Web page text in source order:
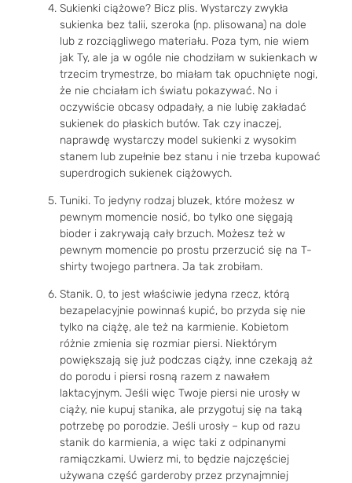
Sukienki ciążowe? Bicz plis. Wystarczy zwykła
sukienka bez talii, szeroka (np. plisowana) na dole
lub z rozciągliwego materiału. Poza tym, nie wiem
jak Ty, ale ja w ogóle nie chodziłam w sukienkach w
trzecim trymestrze, bo miałam tak opuchnięte nogi,
że nie chciałam ich światu pokazywać. No i
oczywiście obcasy odpadały, a nie lubię zakładać
sukienek do płaskich butów. Tak czy inaczej,
naprawdę wystarczy model sukienki z wysokim
stanem lub zupełnie bez stanu i nie trzeba kupować
superdrogich sukienek ciążowych.
Tuniki. To jedyny rodzaj bluzek, które możesz w
pewnym momencie nosić, bo tylko one sięgają
bioder i zakrywają cały brzuch. Możesz też w
pewnym momencie po prostu przerzucić się na T-
shirty twojego partnera. Ja tak zrobiłam.
Stanik. O, to jest właściwie jedyna rzecz, którą
bezapelacyjnie powinnaś kupić, bo przyda się nie
tylko na ciążę, ale też na karmienie. Kobietom
różnie zmienia się rozmiar piersi. Niektórym
powiększają się już podczas ciąży, inne czekają aż
do porodu i piersi rosną razem z nawałem
laktacyjnym. Jeśli więc Twoje piersi nie urosły w
ciąży, nie kupuj stanika, ale przygotuj się na taką
potrzebę po porodzie. Jeśli urosły – kup od razu
stanik do karmienia, a więc taki z odpinanymi
ramiączkami. Uwierz mi, to będzie najczęściej
używana część garderoby przez przynajmniej